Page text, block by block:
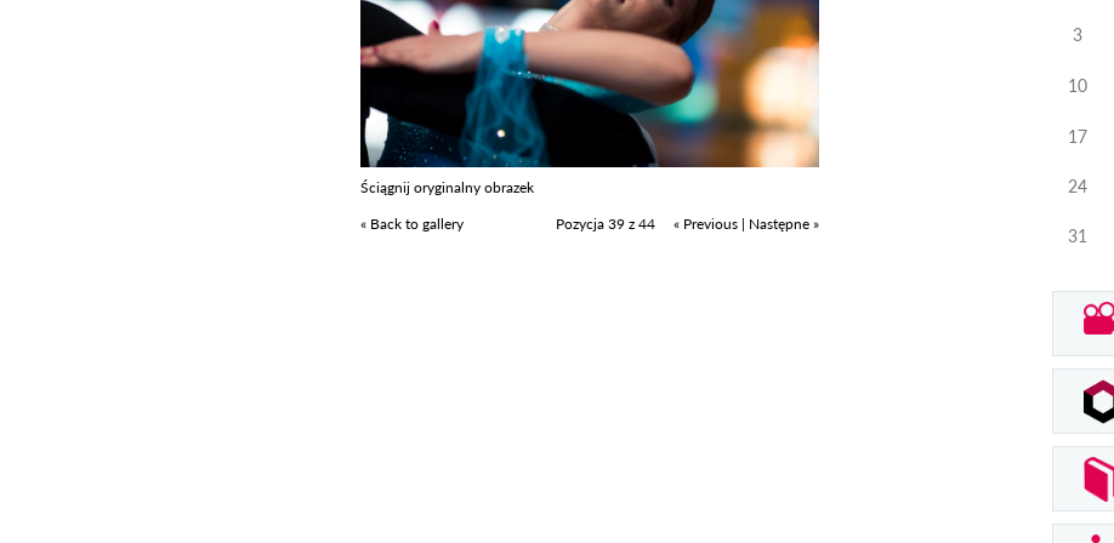
Ściągnij oryginalny obrazek
« Back to gallery
Pozycja 39 z 44 « Previous | Następne »
3
10
17
24
31